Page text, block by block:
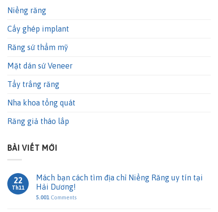
Niềng răng
Cấy ghép implant
Răng sứ thẩm mỹ
Mặt dán sứ Veneer
Tẩy trắng răng
Nha khoa tổng quát
Răng giả tháo lắp
BÀI VIẾT MỚI
22
Th11
Mách bạn cách tìm địa chỉ Niềng Răng uy tín tại
Hải Dương!
5.001 Comments